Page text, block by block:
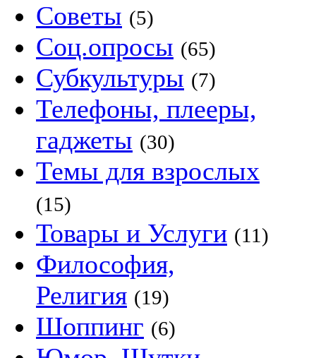
Советы (5)
Соц.опросы (65)
Субкультуры (7)
Телефоны, плееры,
гаджеты (30)
Темы для взрослых
(15)
Товары и Услуги (11)
Философия,
Религия (19)
Шоппинг (6)